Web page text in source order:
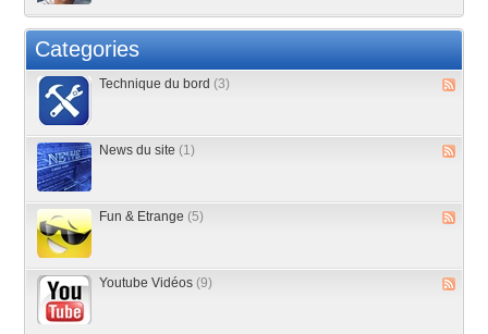
Categories
Technique du bord (3)
News du site (1)
Fun & Etrange (5)
Youtube Vidéos (9)